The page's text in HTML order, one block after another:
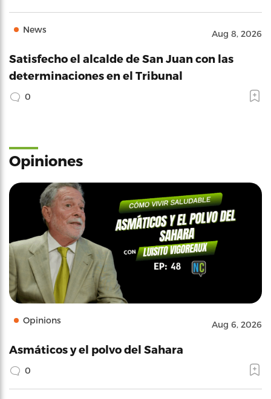
News Aug 8, 2026
Satisfecho el alcalde de San Juan con las
determinaciones en el Tribunal
0
Opiniones
Opinions Aug 6, 2026
Asmáticos y el polvo del Sahara
0